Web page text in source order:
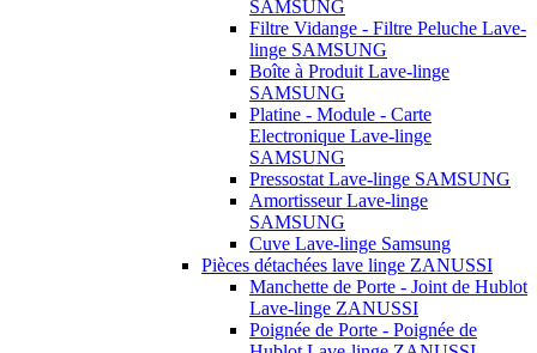
SAMSUNG
Filtre Vidange - Filtre Peluche Lave-
linge SAMSUNG
Boîte à Produit Lave-linge
SAMSUNG
Platine - Module - Carte
Electronique Lave-linge
SAMSUNG
Pressostat Lave-linge SAMSUNG
Amortisseur Lave-linge
SAMSUNG
Cuve Lave-linge Samsung
Pièces détachées lave linge ZANUSSI
Manchette de Porte - Joint de Hublot
Lave-linge ZANUSSI
Poignée de Porte - Poignée de